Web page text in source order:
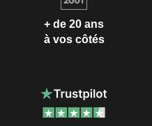
+ de 20 ans
à vos côtés